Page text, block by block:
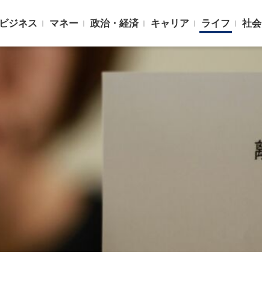
ビジネス マネー 政治・経済 キャリア ライフ 社会